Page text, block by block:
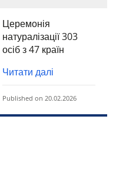
Церемонія
натуралізації 303
осіб з 47 країн
Читати далі
Published on 20.02.2026